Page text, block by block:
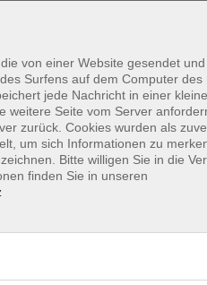
von einer Website gesendet
Surfens auf dem Computer des
jede Nachricht in einer
weitere Seite vom Server
zurück. Cookies wurden als
um sich Informationen zu
Bitte willigen Sie in die
finden Sie in unseren